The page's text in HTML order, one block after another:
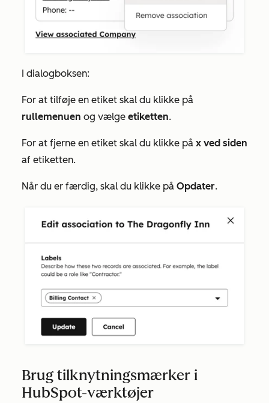
I dialogboksen:
For at tilføje en etiket skal du klikke på
rullemenuen og vælge etiketten.
For at fjerne en etiket skal du klikke på x ved siden
af etiketten.
Når du er færdig, skal du klikke på Opdater.
Brug tilknytningsmærker i
HubSpot-værktøjer